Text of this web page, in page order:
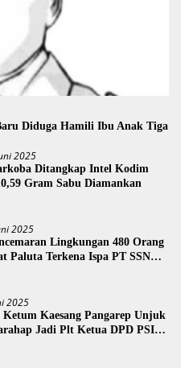
Diduga Hamili Ibu Anak Tiga
2025
Ditangkap Intel Kodim
Gram Sabu Diamankan
2025
Lingkungan 480 Orang
Paluta Terkena Ispa PT SSN
2025
Kaesang Pangarep Unjuk
Jadi Plt Ketua DPD PSI